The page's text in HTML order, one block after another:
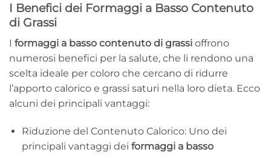
I Benefici dei Formaggi a Basso Contenuto
di Grassi
I formaggi a basso contenuto di grassi offrono
numerosi benefici per la salute, che li rendono una
scelta ideale per coloro che cercano di ridurre
l’apporto calorico e grassi saturi nella loro dieta. Ecco
alcuni dei principali vantaggi:
Riduzione del Contenuto Calorico: Uno dei
principali vantaggi dei formaggi a basso